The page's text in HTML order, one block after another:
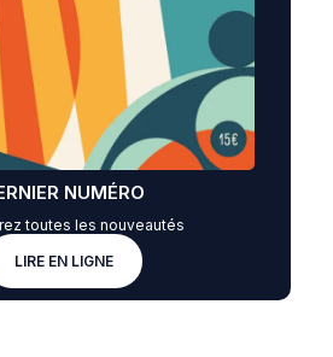
NUMÉRO
toutes les nouveautés
LIRE EN LIGNE